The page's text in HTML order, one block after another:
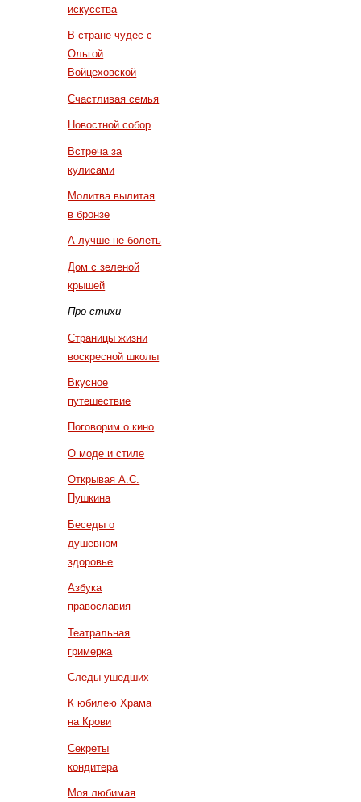
искусства
В стране чудес с
Ольгой
Войцеховской
Счастливая семья
Новостной собор
Встреча за
кулисами
Молитва вылитая
в бронзе
А лучше не болеть
Дом с зеленой
крышей
Про стихи
Страницы жизни
воскресной школы
Вкусное
путешествие
Поговорим о кино
О моде и стиле
Открывая А.С.
Пушкина
Беседы о
душевном
здоровье
Азбука
православия
Театральная
гримерка
Следы ушедших
К юбилею Храма
на Крови
Секреты
кондитера
Моя любимая